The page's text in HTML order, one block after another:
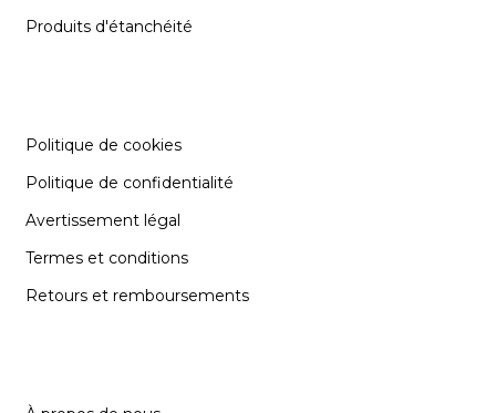
Produits d'étanchéité
Politique de cookies
Politique de confidentialité
Avertissement légal
Termes et conditions
Retours et remboursements